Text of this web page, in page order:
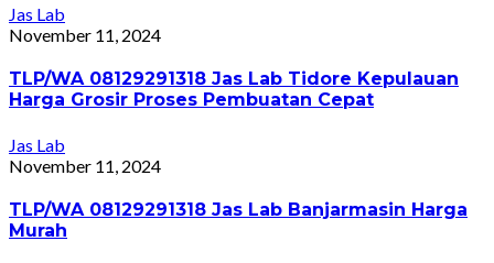
Jas Lab
November 11, 2024
TLP/WA 08129291318 Jas Lab Tidore Kepulauan
Harga Grosir Proses Pembuatan Cepat
Jas Lab
November 11, 2024
TLP/WA 08129291318 Jas Lab Banjarmasin Harga
Murah